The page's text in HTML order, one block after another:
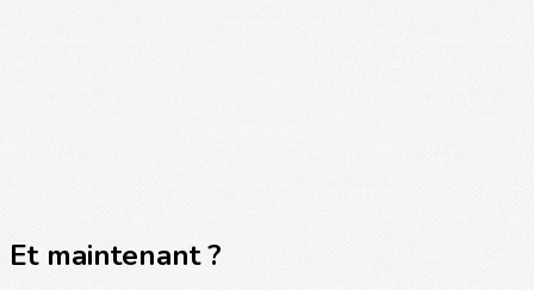
Et maintenant ?